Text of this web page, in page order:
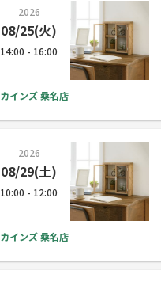
2026
08/25(火)
14:00 - 16:00
カインズ 桑名店
2026
08/29(土)
10:00 - 12:00
カインズ 桑名店